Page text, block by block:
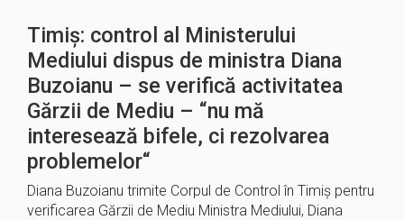
Timiș: control al Ministerului
Mediului dispus de ministra Diana
Buzoianu – se verifică activitatea
Gărzii de Mediu – “nu mă
interesează bifele, ci rezolvarea
problemelor“
Diana Buzoianu trimite Corpul de Control în Timiș pentru
verificarea Gărzii de Mediu Ministra Mediului, Diana